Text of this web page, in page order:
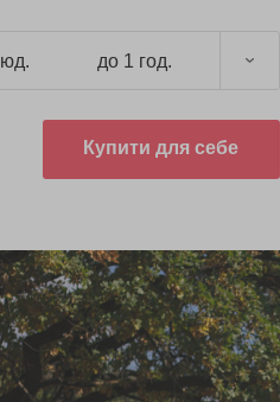
до 1 год.
Купити для себе